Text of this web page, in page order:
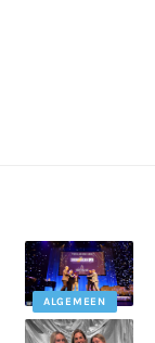
ALGEMEEN